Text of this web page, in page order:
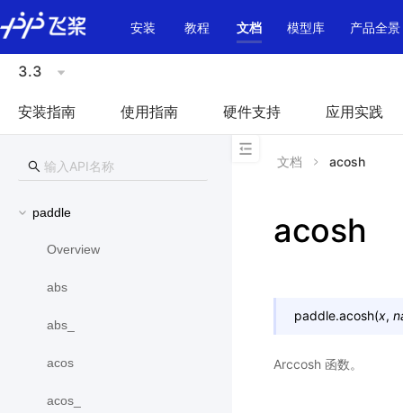
\u200E
安装
教程 文档 模型库 产品全景
3.3
安装指南 使用指南 硬件支持 应用实践
paddle
Overview
abs
abs_
acos
acos_
文档 acosh
acosh
paddle.acosh(x,
Arccosh 函数。